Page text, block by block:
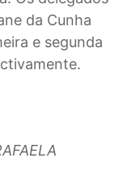
da Cunha
e segunda